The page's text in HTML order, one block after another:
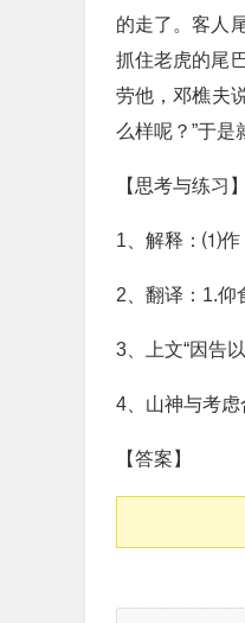
的走了。客人
抓住老虎的尾
劳他，邓樵夫
么样呢？”于是
【思考与练习】
1、解释：⑴
2、翻译：1.仰
3、上文“因告
4、山神与考虑
【答案】